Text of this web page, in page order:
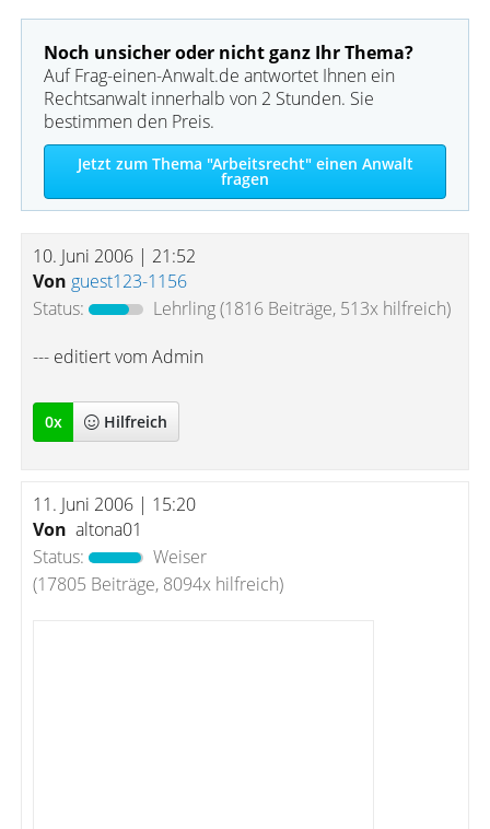
Noch unsicher oder nicht ganz Ihr Thema?
Auf Frag-einen-Anwalt.de antwortet Ihnen ein
Rechtsanwalt innerhalb von 2 Stunden. Sie
bestimmen den Preis.
Jetzt zum Thema "Arbeitsrecht" einen Anwalt
fragen
10. Juni 2006 | 21:52
Von guest123-1156
Status:
Lehrling(1816 Beiträge, 513x hilfreich)
--- editiert vom Admin
0x Hilfreich
11. Juni 2006 | 15:20
Von altona01
Status:
Weiser
(17805 Beiträge, 8094x hilfreich)